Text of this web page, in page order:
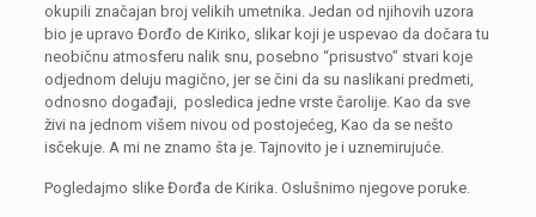
okupili značajan broj velikih umetnika. Jedan od njihovih uzora
bio je upravo Đorđo de Kiriko, slikar koji je uspevao da dočara tu
neobičnu atmosferu nalik snu, posebno “prisustvo” stvari koje
odjednom deluju magično, jer se čini da su naslikani predmeti,
odnosno događaji, posledica jedne vrste čarolije. Kao da sve
živi na jednom višem nivou od postojećeg, Kao da se nešto
isčekuje. A mi ne znamo šta je. Tajnovito je i uznemirujuće.
Pogledajmo slike Đorđa de Kirika. Oslušnimo njegove poruke.